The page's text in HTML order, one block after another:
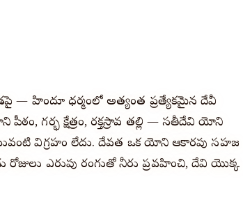
— హిందూ ధర్మంలో అత్యంత ప్రత్యేకమైన దేవీ
గర్భ క్షేత్రం, రక్తస్రావ తల్లి — సతీదేవి యోని
విగ్రహం లేదు. దేవత ఒక యోని ఆకారపు సహజ
ఎరుపు రంగుతో నీరు ప్రవహించి, దేవి యొక్క